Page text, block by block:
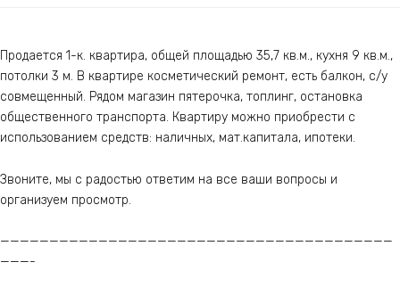
Продается 1-к. квартира, общей площадью 35,7 кв.м., кухня 9 кв.м.,
потолки 3 м. В квартире косметический ремонт, есть балкон, с/у
совмещенный. Рядом магазин пятерочка, топлинг, остановка
общественного транспорта. Квартиру можно приобрести с
использованием средств: наличных, мат.капитала, ипотеки.
Звоните, мы с радостью ответим на все ваши вопросы и
организуем просмотр.
————————————————————————————————————————
———-